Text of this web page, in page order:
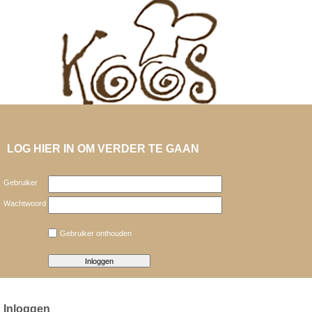
LOG HIER IN OM VERDER TE GAAN
Gebruiker
Wachtwoord
Gebruiker onthouden
Inloggen